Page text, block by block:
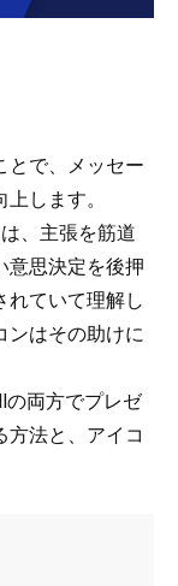
とで、メッセー
します。
は、主張を筋道
意思決定を後押
れていて理解し
ンはその助けに
両方でプレゼ
方法と、アイコ